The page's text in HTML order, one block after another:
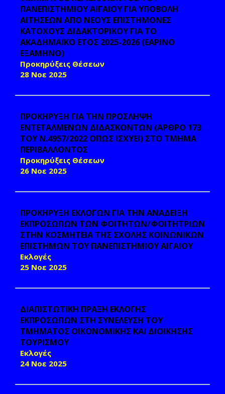
ΠΑΝΕΠΙΣΤΗΜΙΟΥ ΑΙΓΑΙΟΥ ΓΙΑ ΥΠΟΒΟΛΗ
ΑΙΤΗΣΕΩΝ ΑΠΟ ΝΕΟΥΣ ΕΠΙΣΤΗΜΟΝΕΣ
ΚΑΤΟΧΟΥΣ ΔΙΔΑΚΤΟΡΙΚΟΥ ΓΙΑ ΤΟ
ΑΚΑΔΗΜΑΪΚΟ ΕΤΟΣ 2025-2026 (ΕΑΡΙΝΟ
ΕΞΑΜΗΝΟ)
Προκηρύξεις Θέσεων
28 Νοε 2025
ΠΡΟΚΗΡΥΞΗ ΓΙΑ ΤΗΝ ΠΡΟΣΛΗΨΗ
ΕΝΤΕΤΑΛΜΕΝΩΝ ΔΙΔΑΣΚΟΝΤΩΝ (ΑΡΘΡΟ 173
ΤΟΥ Ν.4957/2022 ΟΠΩΣ ΙΣΧΥΕΙ) ΣΤΟ ΤΜΗΜΑ
ΠΕΡΙΒΑΛΛΟΝΤΟΣ
Προκηρύξεις Θέσεων
26 Νοε 2025
ΠΡΟΚΗΡΥΞΗ ΕΚΛΟΓΩΝ ΓΙΑ ΤΗΝ ΑΝΑΔΕΙΞΗ
ΕΚΠΡΟΣΩΠΩΝ ΤΩΝ ΦΟΙΤΗΤΩΝ/ΦΟΙΤΗΤΡΙΩΝ
ΣΤΗΝ ΚΟΣΜΗΤΕΙΑ ΤΗΣ ΣΧΟΛΗΣ ΚΟΙΝΩΝΙΚΩΝ
ΕΠΙΣΤΗΜΩΝ ΤΟΥ ΠΑΝΕΠΙΣΤΗΜΙΟΥ ΑΙΓΑΙΟΥ
Εκλογές
25 Νοε 2025
ΔΙΑΠΙΣΤΩΤΙΚΗ ΠΡΑΞΗ ΕΚΛΟΓΗΣ
ΕΚΠΡΟΣΩΠΩΝ ΣΤΗ ΣΥΝΕΛΕΥΣΗ ΤΟΥ
ΤΜΗΜΑΤΟΣ ΟΙΚΟΝΟΜΙΚΗΣ ΚΑΙ ΔΙΟΙΚΗΣΗΣ
ΤΟΥΡΙΣΜΟΥ
Εκλογές
24 Νοε 2025